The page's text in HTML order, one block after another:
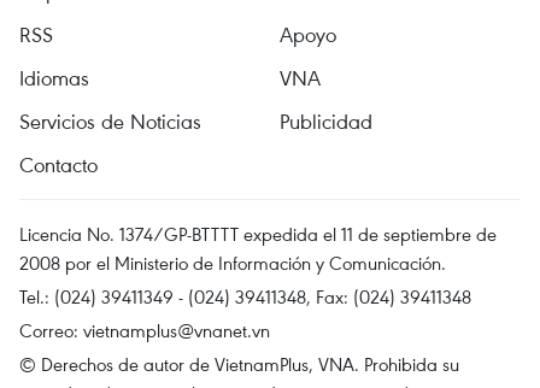
RSS
Apoyo
Idiomas
VNA
Servicios de Noticias
Publicidad
Contacto
Licencia No. 1374/GP-BTTTT expedida el 11 de septiembre de
2008 por el Ministerio de Información y Comunicación.
Tel.: (024) 39411349 - (024) 39411348, Fax: (024) 39411348
Correo: vietnamplus@vnanet.vn
© Derechos de autor de VietnamPlus, VNA. Prohibida su